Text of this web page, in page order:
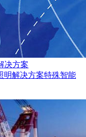
决方案
明解决方案特殊智能